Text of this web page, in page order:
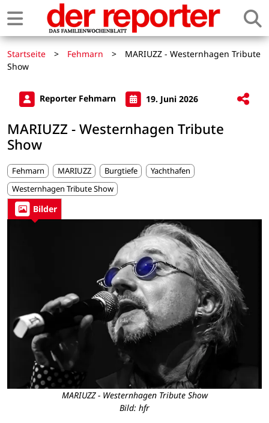
Startseite > Fehmarn >
MARIUZZ - Westernhagen Tribute
Show
Reporter Fehmarn 19. Juni 2026
MARIUZZ - Westernhagen Tribute
Show
Fehmarn MARIUZZ Burgtiefe
Yachthafen
Westernhagen Tribute Show
Bilder
MARIUZZ - Westernhagen Tribute Show
Bild: hfr